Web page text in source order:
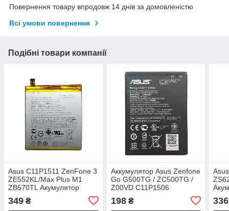
Повернення товару впродовж 14 днів за домовленістю
Всі умови повернення
Подібні товари компанії
Asus C11P1511 ZenFone 3
ZE552KL/Max Plus M1
ZB570TL Акумулятор
349 ₴
Аккумулятор Asus Zenfone
Go G500TG / ZC500TG /
Z00VD C11P1506
198₴ 336